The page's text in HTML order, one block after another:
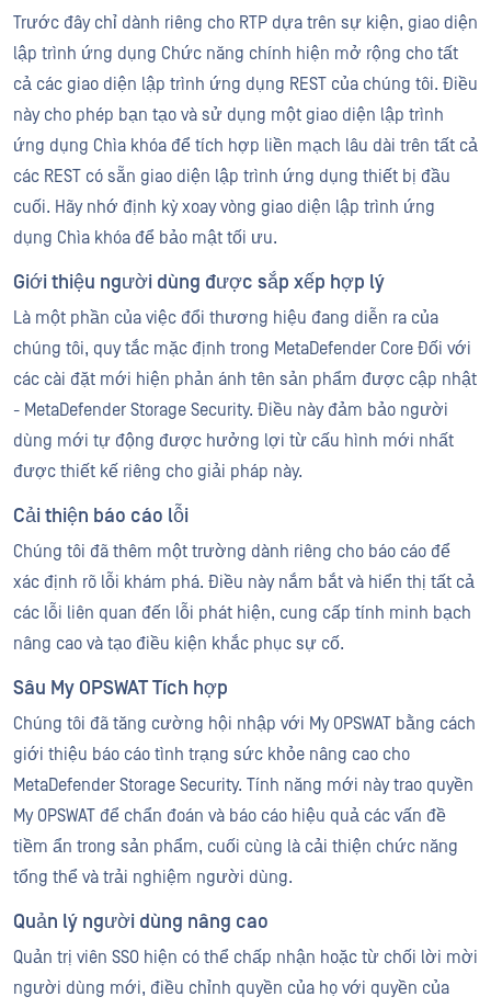
Trước đây chỉ dành riêng cho RTP dựa trên sự kiện, giao diện
lập trình ứng dụng Chức năng chính hiện mở rộng cho tất
cả các giao diện lập trình ứng dụng REST của chúng tôi. Điều
này cho phép bạn tạo và sử dụng một giao diện lập trình
ứng dụng Chìa khóa để tích hợp liền mạch lâu dài trên tất cả
các REST có sẵn giao diện lập trình ứng dụng thiết bị đầu
cuối. Hãy nhớ định kỳ xoay vòng giao diện lập trình ứng
dụng Chìa khóa để bảo mật tối ưu.
Giới thiệu người dùng được sắp xếp hợp lý
Là một phần của việc đổi thương hiệu đang diễn ra của
chúng tôi, quy tắc mặc định trong MetaDefender Core Đối với
các cài đặt mới hiện phản ánh tên sản phẩm được cập nhật
- MetaDefender Storage Security. Điều này đảm bảo người
dùng mới tự động được hưởng lợi từ cấu hình mới nhất
được thiết kế riêng cho giải pháp này.
Cải thiện báo cáo lỗi
Chúng tôi đã thêm một trường dành riêng cho báo cáo để
xác định rõ lỗi khám phá. Điều này nắm bắt và hiển thị tất cả
các lỗi liên quan đến lỗi phát hiện, cung cấp tính minh bạch
nâng cao và tạo điều kiện khắc phục sự cố.
Sâu My OPSWAT Tích hợp
Chúng tôi đã tăng cường hội nhập với My OPSWAT bằng cách
giới thiệu báo cáo tình trạng sức khỏe nâng cao cho
MetaDefender Storage Security. Tính năng mới này trao quyền
My OPSWAT để chẩn đoán và báo cáo hiệu quả các vấn đề
tiềm ẩn trong sản phẩm, cuối cùng là cải thiện chức năng
tổng thể và trải nghiệm người dùng.
Quản lý người dùng nâng cao
Quản trị viên SSO hiện có thể chấp nhận hoặc từ chối lời mời
người dùng mới, điều chỉnh quyền của họ với quyền của